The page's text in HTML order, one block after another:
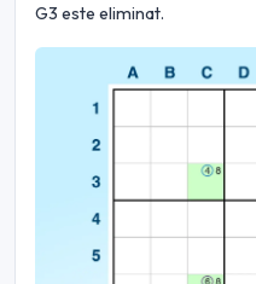
G3 este eliminat.